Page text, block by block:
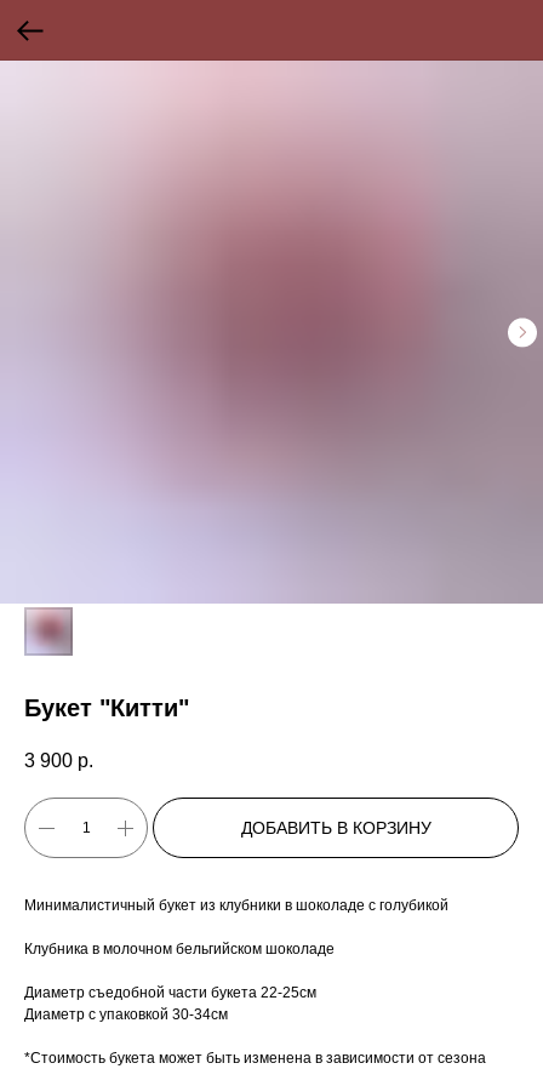
Букет "Китти"
3 900 р.
ДОБАВИТЬ В КОРЗИНУ
Минималистичный букет из клубники в шоколаде с голубикой
Клубника в молочном бельгийском шоколаде
Диаметр съедобной части букета 22-25см
Диаметр с упаковкой 30-34см
*Стоимость букета может быть изменена в зависимости от сезона